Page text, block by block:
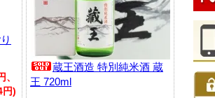
円)
蔵王酒造 特別純米酒 蔵
王 720ml